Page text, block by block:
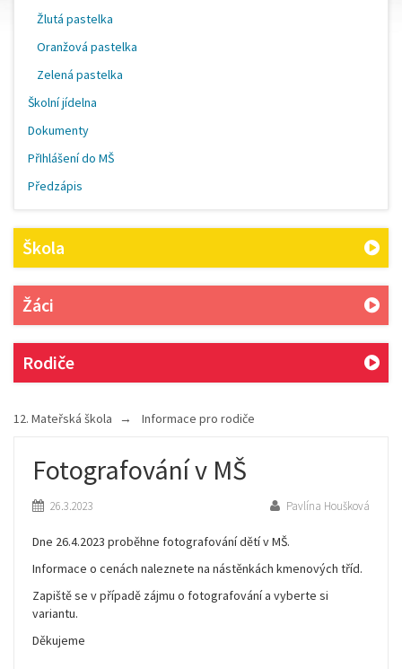
Žlutá pastelka
Oranžová pastelka
Zelená pastelka
Školní jídelna
Dokumenty
PřIhlášení do MŠ
Předzápis
Škola
Žáci
Rodiče
12. Mateřská škola Informace pro rodiče
Fotografování v MŠ
Pavlína Houšková
26.3.2023
Dne 26.4.2023 proběhne fotografování dětí v MŠ.
Informace o cenách naleznete na nástěnkách kmenových tříd.
Zapiště se v případě zájmu o fotografování a vyberte si
variantu.
Děkujeme